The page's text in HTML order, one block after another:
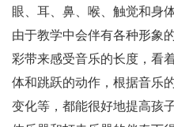
眼、耳、鼻、喉、触觉和身
由于教学中会伴有各种形象
彩带来感受音乐的长度，看
体和跳跃的动作，根据音乐
变化等，都能很好地提高孩